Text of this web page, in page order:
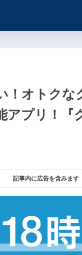
！オトクな
プリ！『
記事内に広告を含みます